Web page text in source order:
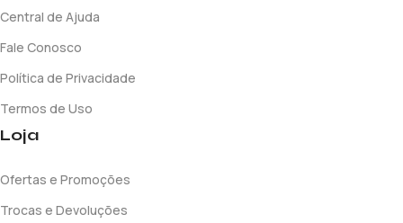
Central de Ajuda
Fale Conosco
Política de Privacidade
Termos de Uso
Loja
Ofertas e Promoções
Trocas e Devoluções